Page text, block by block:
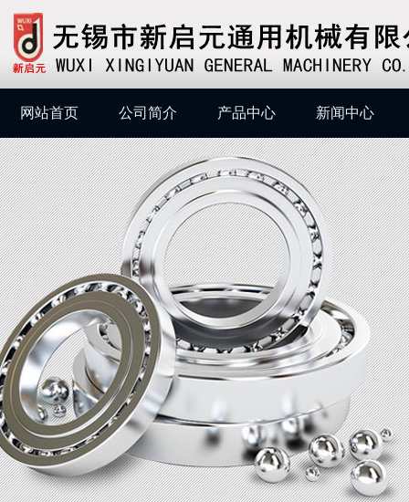
网站首页 公司简介 产品中心 新闻中心